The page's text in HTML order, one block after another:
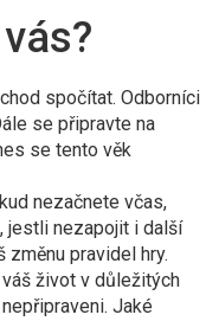
spočítat. Odborníci
se připravte na
se tento věk
nezačnete včas,
jestli nezapojit i další
pravidel hry.
život v důležitých
Jaké